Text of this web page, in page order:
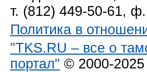
т. (812) 449-50-61,
Политика в
"TKS.RU – все о
портал" © 2000-2025